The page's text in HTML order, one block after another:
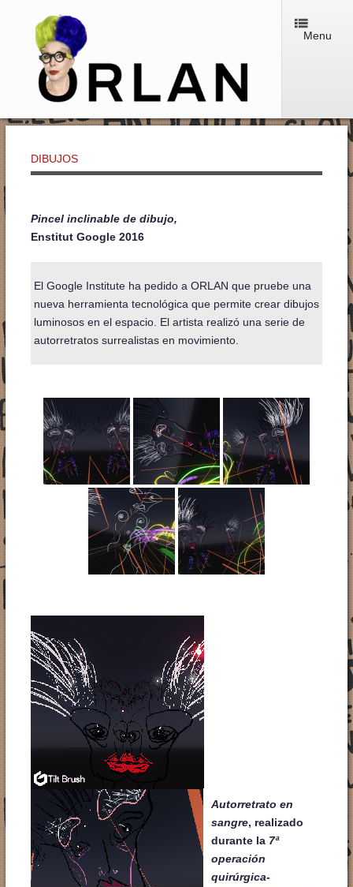
Menu
DIBUJOS
Pincel inclinable de dibujo,
EnstitutGoogle2016
El Google Institute ha pedido a ORLAN que pruebe una
nueva herramienta tecnológica que permite crear dibujos
luminosos en el espacio. El artista realizó una serie de
autorretratos surrealistas en movimiento.
Autorretrato en
sangre, realizado
durante la 7ª
operación
quirúrgica-